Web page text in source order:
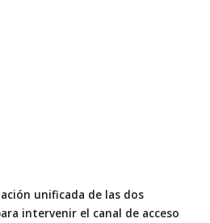
unificada de las dos
intervenir el canal de acceso